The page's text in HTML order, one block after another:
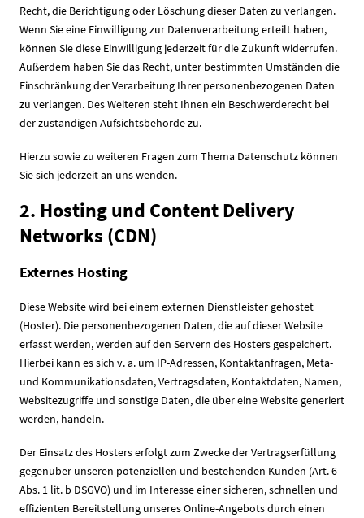
Recht, die Berichtigung oder Löschung dieser Daten zu verlangen.
Wenn Sie eine Einwilligung zur Datenverarbeitung erteilt haben,
können Sie diese Einwilligung jederzeit für die Zukunft widerrufen.
Außerdem haben Sie das Recht, unter bestimmten Umständen die
Einschränkung der Verarbeitung Ihrer personenbezogenen Daten
zu verlangen. Des Weiteren steht Ihnen ein Beschwerderecht bei
der zuständigen Aufsichtsbehörde zu.
Hierzu sowie zu weiteren Fragen zum Thema Datenschutz können
Sie sich jederzeit an uns wenden.
2. Hosting und Content Delivery
Networks (CDN)
Externes Hosting
Diese Website wird bei einem externen Dienstleister gehostet
(Hoster). Die personenbezogenen Daten, die auf dieser Website
erfasst werden, werden auf den Servern des Hosters gespeichert.
Hierbei kann es sich v. a. um IP-Adressen, Kontaktanfragen, Meta-
und Kommunikationsdaten, Vertragsdaten, Kontaktdaten, Namen,
Websitezugriffe und sonstige Daten, die über eine Website generiert
werden, handeln.
Der Einsatz des Hosters erfolgt zum Zwecke der Vertragserfüllung
gegenüber unseren potenziellen und bestehenden Kunden (Art. 6
Abs. 1 lit. b DSGVO) und im Interesse einer sicheren, schnellen und
effizienten Bereitstellung unseres Online-Angebots durch einen